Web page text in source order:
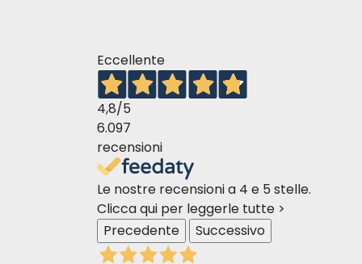
Eccellente
4,8/5
6.097
recensioni
Le nostre recensioni a 4 e 5 stelle.
Clicca qui per leggerle tutte >
Precedente
Successivo